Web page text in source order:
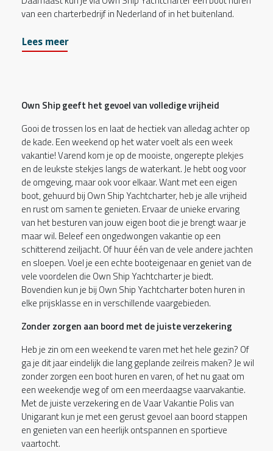
van een charterbedrijf in Nederland of in het buitenland.
Lees meer
Own Ship geeft het gevoel van volledige vrijheid
Gooi de trossen los en laat de hectiek van alledag achter op
de kade. Een weekend op het water voelt als een week
vakantie! Varend kom je op de mooiste, ongerepte plekjes
en de leukste stekjes langs de waterkant. Je hebt oog voor
de omgeving, maar ook voor elkaar. Want met een eigen
boot, gehuurd bij Own Ship Yachtcharter, heb je alle vrijheid
en rust om samen te genieten. Ervaar de unieke ervaring
van het besturen van jouw eigen boot die je brengt waar je
maar wil. Beleef een ongedwongen vakantie op een
schitterend zeiljacht. Of huur één van de vele andere jachten
en sloepen. Voel je een echte booteigenaar en geniet van de
vele voordelen die Own Ship Yachtcharter je biedt.
Bovendien kun je bij Own Ship Yachtcharter boten huren in
elke prijsklasse en in verschillende vaargebieden.
Zonder zorgen aan boord met de juiste verzekering
Heb je zin om een weekend te varen met het hele gezin? Of
ga je dit jaar eindelijk die lang geplande zeilreis maken? Je wil
zonder zorgen een boot huren en varen, of het nu gaat om
een weekendje weg of om een meerdaagse vaarvakantie.
Met de juiste verzekering en de Vaar Vakantie Polis van
Unigarant kun je met een gerust gevoel aan boord stappen
en genieten van een heerlijk ontspannen en sportieve
vaartocht.